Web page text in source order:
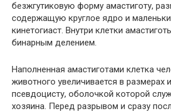
безжгутиковую форму амастиготу,
содержащую круглое ядро и
кинетогиаст. Внутри клетки
бинарным делением.
Наполненная амастиготами клетка
животного увеличивается в размерах
псевдоцисту, оболочкой которой
хозяина. Перед разрывом и сразу